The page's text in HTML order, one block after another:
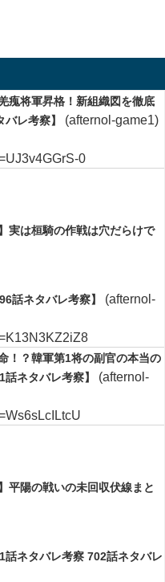
瘣将軍昇格！新組織図を徹底
レ考察】
(afternol-game1)
0
実は桓騎の作戦は穴だらけで
話ネタバレ考察】
(afternol-
！？韓軍第1将の副官の本当の
ネタバレ考察】
(afternol-
平陽の戦いの未回収伏線まと
ネタバレ考察 702話ネタバレ